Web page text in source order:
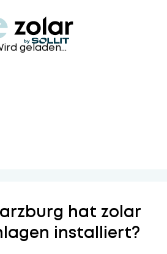
geladen...
hat zolar
installiert?